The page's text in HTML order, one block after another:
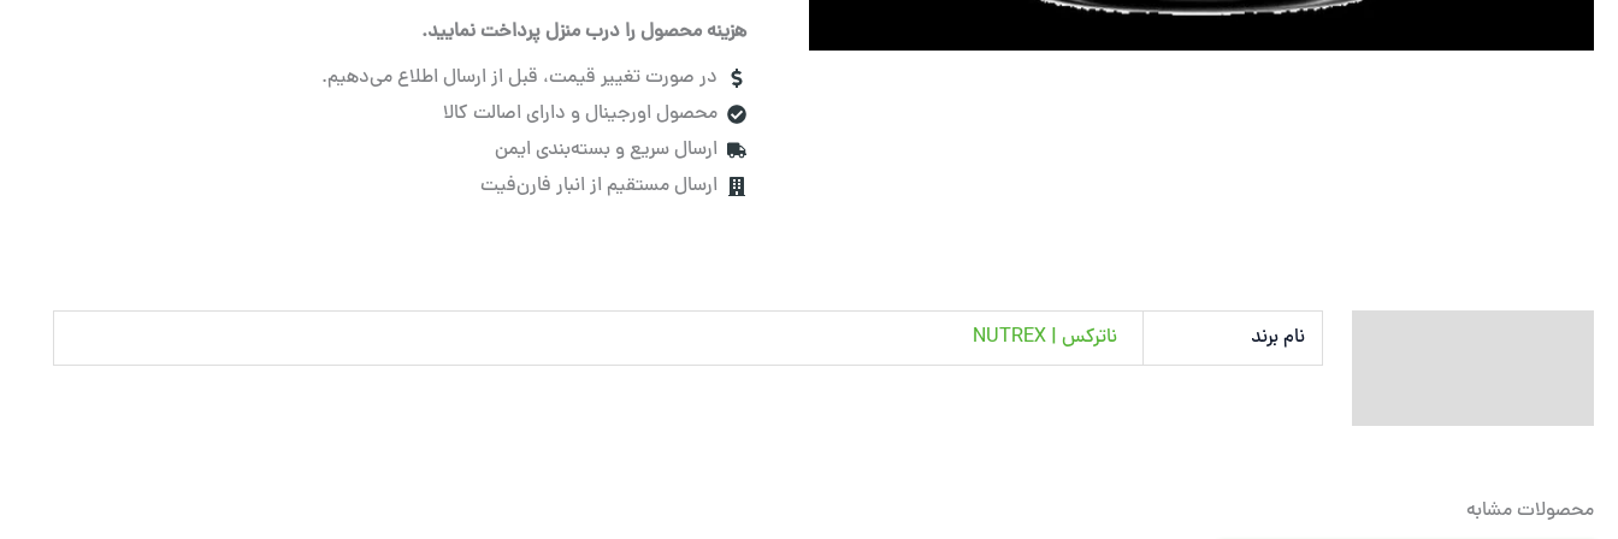
هزینه محصول را درب منزل پرداخت نمایید.
در صورت تغییر قیمت، قبل از ارسال اطلاع می‌دهیم.
محصول اورجینال و دارای اصالت کالا
ارسال سریع و بسته‌بندی ایمن
ارسال مستقیم از انبار فارن‌فیت
نام برند ناترکس | NUTREX
محصولات مشابه